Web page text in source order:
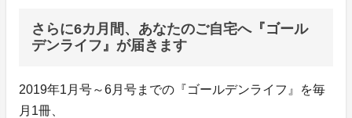
さらに6カ月間、あなたのご自宅へ『ゴール
デンライフ』が届きます
2019年1月号～6月号までの『ゴールデンライフ』を毎
月1冊、